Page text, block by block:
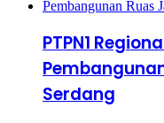
PTPN1
Serdang